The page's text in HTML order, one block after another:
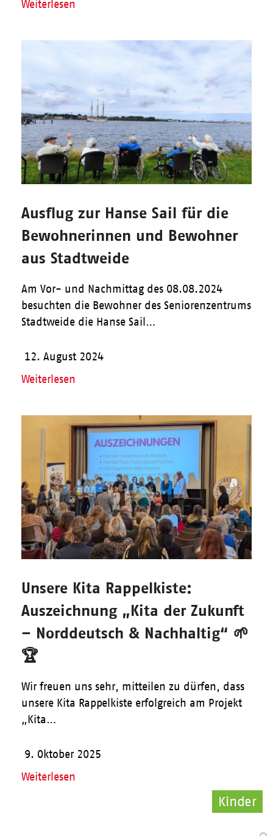
Pflege
Weiterlesen
Pflege
Ausflug zur Hanse Sail für die
Bewohnerinnen und Bewohner
aus Stadtweide
Am Vor- und Nachmittag des 08.08.2024
besuchten die Bewohner des Seniorenzentrums
Stadtweide die Hanse Sail…
12. August 2024
Weiterlesen
Kinder
Unsere Kita Rappelkiste:
Auszeichnung „Kita der Zukunft
– Norddeutsch & Nachhaltig“ 🌱
🏆
Wir freuen uns sehr, mitteilen zu dürfen, dass
unsere Kita Rappelkiste erfolgreich am Projekt
„Kita…
9. Oktober 2025
Weiterlesen